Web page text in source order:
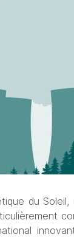
du Soleil,